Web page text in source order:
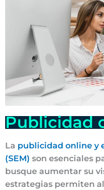
Publicidad
La publicidad online y
(SEM) son esenciales
busque aumentar su
estrategias permiten